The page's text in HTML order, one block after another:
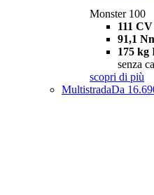
Monster 100
111 CV
91,1
175 kg
senza
scopri di più
MultistradaDa